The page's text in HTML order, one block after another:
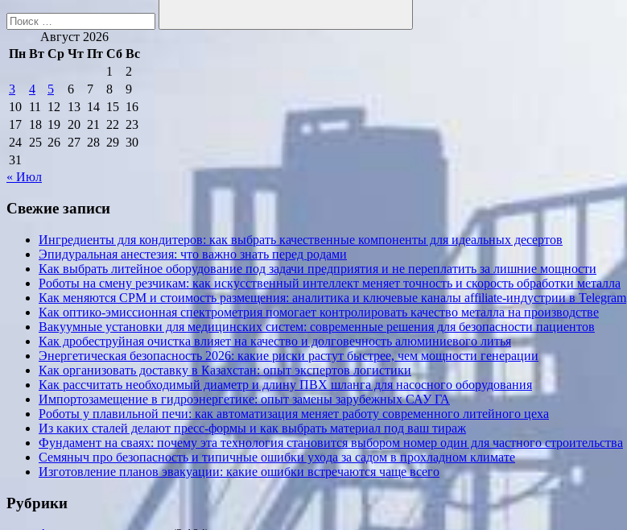
Поиск
Август 2026
Пн Вт Ср Чт Пт Сб Вс
1
2
3
4 5 6 7 8
9
10 11 12 13 14 15 16
17 18 19 20 21 22 23
24 25 26 27 28 29 30
31
« Июл
Свежие записи
Ингредиенты для кондитеров: как выбрать качественные компоненты для идеальных десертов
Эпидуральная анестезия: что важно знать перед родами
Как выбрать литейное оборудование под задачи предприятия и не переплатить за лишние мощности
Роботы на смену резчикам: как искусственный интеллект меняет точность и скорость обработки металла
Как меняются CPM и стоимость размещения: аналитика и ключевые каналы affiliate-индустрии в Telegram
Как оптико-эмиссионная спектрометрия помогает контролировать качество металла на производстве
Вакуумные установки для медицинских систем: современные решения для безопасности пациентов
Как дробеструйная очистка влияет на качество и долговечность алюминиевого литья
Энергетическая безопасность 2026: какие риски растут быстрее, чем мощности генерации
Как организовать доставку в Казахстан: опыт экспертов логистики
Как рассчитать необходимый диаметр и длину ПВХ шланга для насосного оборудования
Импортозамещение в гидроэнергетике: опыт замены зарубежных САУ ГА
Роботы у плавильной печи: как автоматизация меняет работу современного литейного цеха
Из каких сталей делают пресс-формы и как выбрать материал под ваш тираж
Фундамент на сваях: почему эта технология становится выбором номер один для частного строительства
Семяныч про безопасность и типичные ошибки ухода за садом в прохладном климате
Изготовление планов эвакуации: какие ошибки встречаются чаще всего
Рубрики